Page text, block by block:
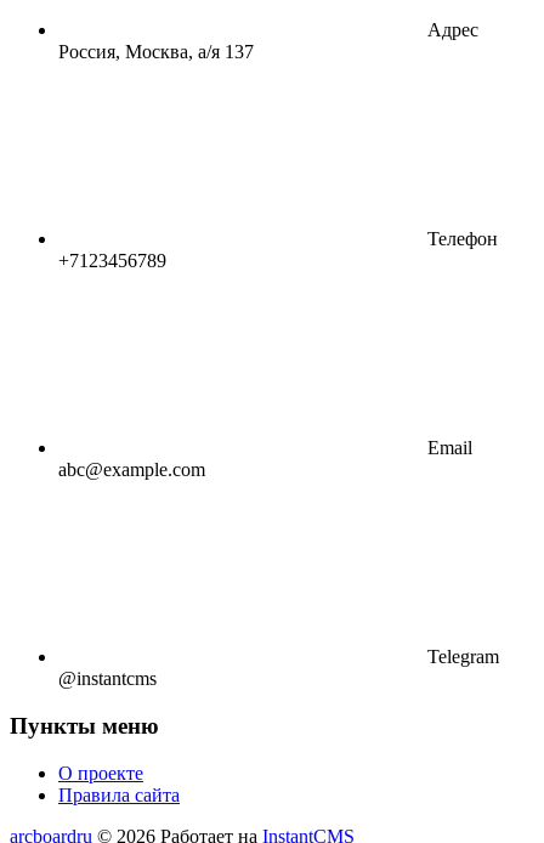
Адрес
Россия, Москва, а/я 137
Телефон
+7123456789
Email
abc@example.com
Telegram
@instantcms
Пункты меню
О проекте
Правила сайта
arcboardru © 2026 Работает на InstantCMS